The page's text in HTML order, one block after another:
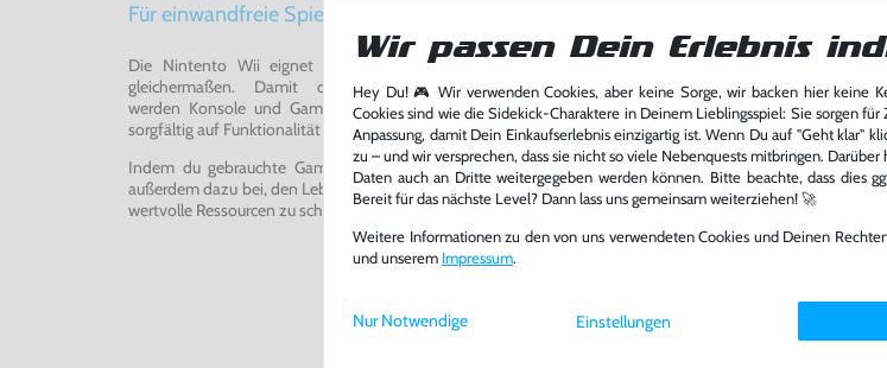
Für einwandfreie Spielerlebnisse
Die Nintento Wii eignet sich perfekt für Retro-Gaming-Fans und neue Entdecker
gleichermaßen. Damit du ein einwandfreies Spielerlebnis genießen kannst,
werden Konsole und Game in unserer Reparatur-Werkstatt von unseren Fachkräften
sorgfältig auf Funktionalität getestet, gereinigt und bei Bedarf repariert.
Indem du gebrauchte Games und Konsolen bei uns kaufst oder verkaufst, trägst du
außerdem dazu bei, den Lebenszyklus von Konsolen und Games zu verlängern und damit
wertvolle Ressourcen zu schonen und Abfall zu vermeiden.
Wir passen Dein Erlebnis
Hey Du! 🎮 Wir verwenden Cookies, aber keine Sorge, wir backen hier keine
Cookies sind wie die Sidekick-Charaktere in Deinem Lieblingsspiel: Sie sorgen
Anpassung, damit Dein Einkaufserlebnis einzigartig ist. Wenn Du auf "Geht klar"
zu – und wir versprechen, dass sie nicht so viele Nebenquests mitbringen.
Daten auch an Dritte weitergegeben werden können. Bitte beachte, dass dies
Bereit für das nächste Level? Dann lass uns gemeinsam weiterziehen! 🚀
Weitere Informationen zu den von uns verwendeten Cookies und Deinen
und unserem Impressum.
Einstellungen
Nur Notwendige